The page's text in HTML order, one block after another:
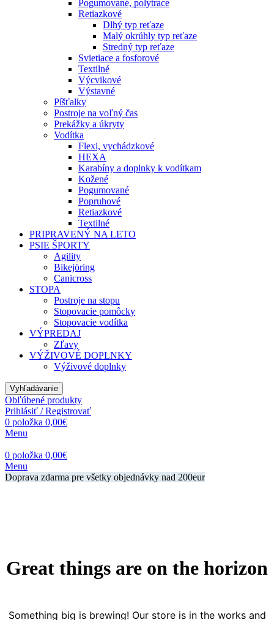
Pogumované, polytrace
Retiazkové
Dlhý typ reťaze
Malý okrúhly typ reťaze
Stredný typ reťaze
Svietiace a fosforové
Textilné
Výcvikové
Výstavné
Píšťalky
Postroje na voľný čas
Prekážky a úkryty
Vodítka
Flexi, vychádzkové
HEXA
Karabíny a doplnky k vodítkam
Kožené
Pogumované
Popruhové
Retiazkové
Textilné
PRIPRAVENÝ NA LETO
PSIE ŠPORTY
Agility
Bikejöring
Canicross
STOPA
Postroje na stopu
Stopovacie pomôcky
Stopovacie vodítka
VÝPREDAJ
Zľavy
VÝŽIVOVÉ DOPLNKY
Výživové doplnky
Vyhľadávanie
Obľúbené produkty
Prihlásiť / Registrovať
0 položka 0,00€
Menu
0 položka 0,00€
Menu
Doprava zdarma pre všetky objednávky nad 200eur
Great things are on the horizon
Something big is brewing! Our store is in the works and